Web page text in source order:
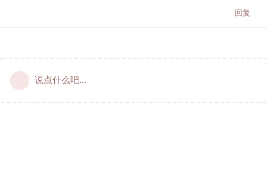
回复
说点什么吧...